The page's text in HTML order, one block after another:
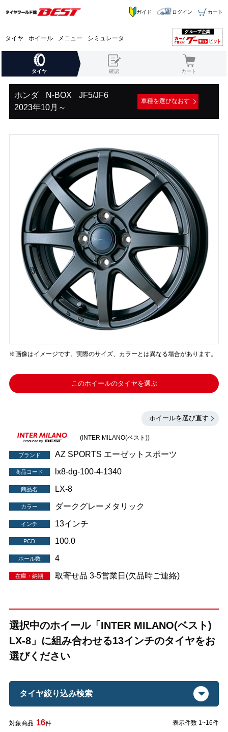
タイヤ ホイール メニュー シミュレータ
ガイド ログイン カート
タイヤ 確認 カート
ホンダ N-BOX
JF5/JF6
2023年10月～
車種を選びなおす
※画像はイメージです。実際のサイズ、カラーとは異なる場合があります。
このホイールのタイヤを選ぶ
ホイールを選び直す
(INTER MILANO(ベスト))
ブランド AZ SPORTS エーゼットスポーツ
商品コード lx8-dg-100-4-1340
商品名 LX-8
カラー ダークグレーメタリック
インチ 13インチ
PCD 100.0
ホール数 4
在庫・納期 取寄せ品 3-5営業日(欠品時ご連絡)
選択中のホイール「INTER MILANO(ベスト)
LX-8」に組み合わせる13インチのタイヤをお
選びください
タイヤ絞り込み検索
対象商品 16件 表示件数 1~16件